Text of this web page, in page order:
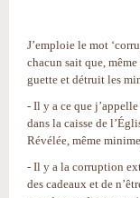
J’emploie le mot
chacun sait que,
guette et détruit les
- Il y a ce que
dans la caisse de
Révélée, même
- Il y a la corruption
des cadeaux et de